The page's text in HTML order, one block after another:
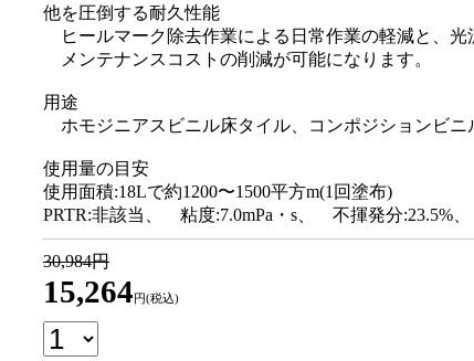
他を圧倒する耐久性能
ヒールマーク除去作業による日常作業の軽減と、光
メンテナンスコストの削減が可能になります。
用途
ホモジニアスビニル床タイル、コンポジションビニ
使用量の目安
使用面積:18Lで約1200〜1500平方m(1回塗布)
PRTR:非該当、 粘度:7.0mPa・s、 不揮発分:23.5%
30,984円
15,264 円(税込)